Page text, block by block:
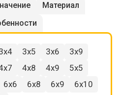
Материал
3x5 3x6
3x9
4x8 4x9
5x5
6x6 6x8 6x9
6x10